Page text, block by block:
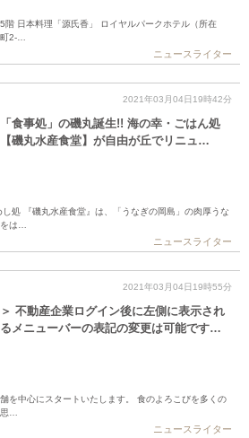
階 日本料理「源氏香」 ロイヤルパークホテル（所在
2-…
ニュースライター
2021年03月04日19時42分
「食事処」の磯丸誕生!! 海の幸・ごはん処
【磯丸水産食堂】が自由が丘でリニュ…
処 『磯丸水産食堂』は、「うなぎの岡島」の肉厚うな
は…
ニュースライター
2021年03月04日19時55分
＞ 不動産企業ログイン後に左側に表示され
るメニューバーの表記の変更は可能です…
を中心にスタートいたします。 食のよろこびを多くの
…
ニュースライター